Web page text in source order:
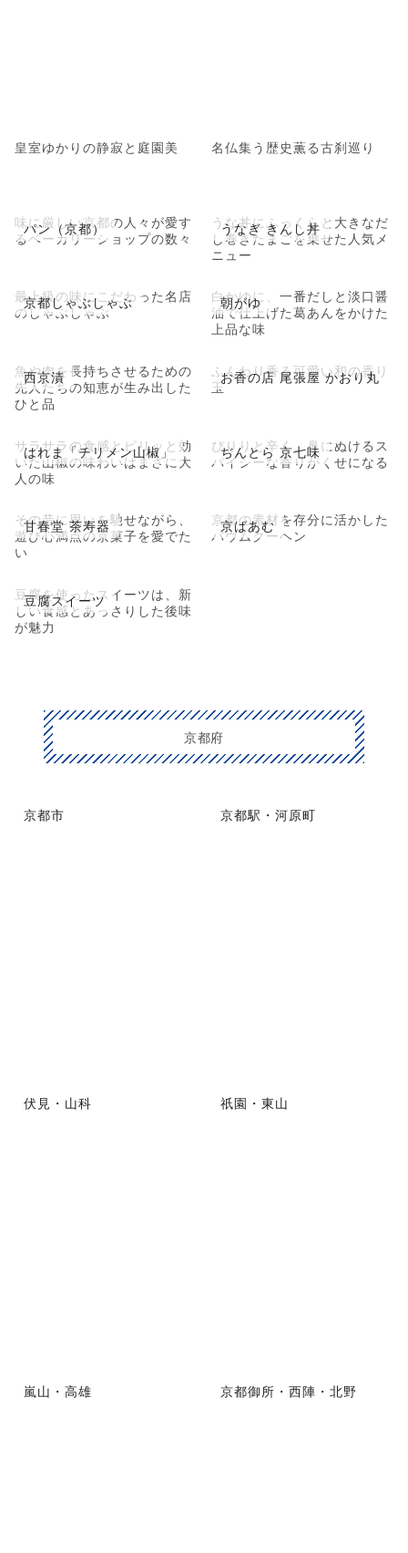
皇室ゆかりの静寂と庭園美 名仏集う歴史薫る古刹巡り
パン（京都）
味に厳しい京都の人々が愛す
るベーカリーショップの数々
うなぎ きんし丼
うな丼にふっくらと大きなだ
し巻きたまごを乗せた人気メ
ニュー
京都しゃぶしゃぶ
最上級の味にこだわった名店
のしゃぶしゃぶ
朝がゆ
白かゆに、一番だしと淡口醤
油で仕上げた葛あんをかけた
上品な味
西京漬
魚や肉を長持ちさせるための
先人たちの知恵が生み出した
ひと品
お香の店 尾張屋 かおり丸
ふんわり香る可愛い和の香り
玉
はれま「チリメン山椒」
サラサラの食感とピリッと効
いた山椒の味わいはまさに大
人の味
ぢんとら 京七味
ぴりりと辛く、鼻にぬけるス
パイシーな香りがくせになる
甘春堂 茶寿器
その昔に思いを馳せながら、
遊び心満点の京菓子を愛でた
い
京ばあむ
京都の素材を存分に活かした
バウムクーヘン
豆腐スイーツ
豆腐を使ったスイーツは、新
しい食感とあっさりした後味
が魅力
京都府
京都市 京都駅・河原町
伏見・山科 祇園・東山
嵐山・高雄 京都御所・西陣・北野